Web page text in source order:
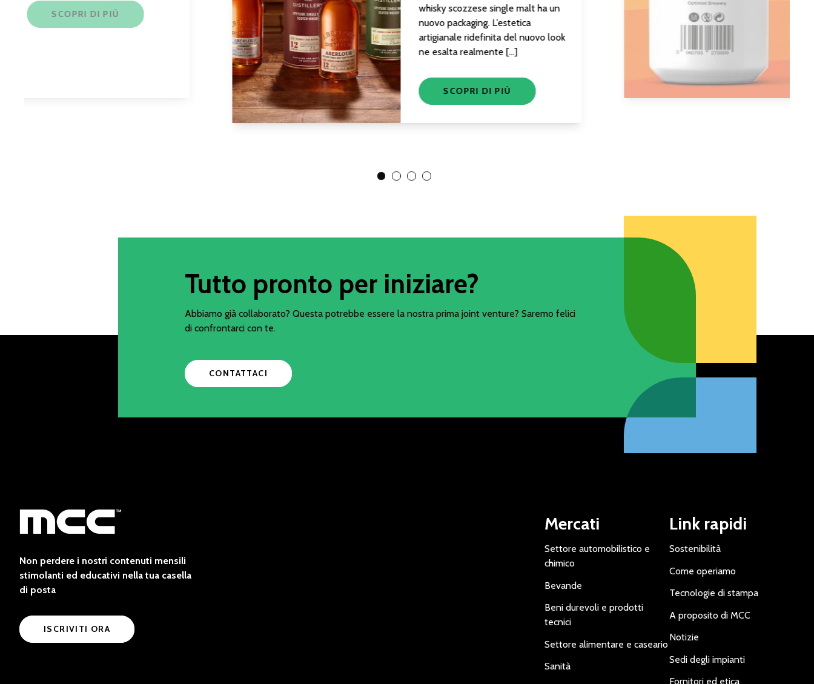
whisky scozzese single malt ha un
nuovo packaging. L’estetica
artigianale ridefinita del nuovo look
ne esalta realmente […]
SCOPRI DI PIÙ
SCOPRI DI PIÙ
View Slide 1
View Slide 2
View Slide 3
View Slide 4
Tutto pronto per iniziare?
Abbiamo già collaborato? Questa potrebbe essere la nostra prima joint venture? Saremo felici
di confrontarci con te.
CONTATTACI
Non perdere i nostri contenuti mensili
stimolanti ed educativi nella tua casella
di posta
ISCRIVITI ORA
Mercati
Settore automobilistico e
chimico
Bevande
Beni durevoli e prodotti
tecnici
Settore alimentare e caseario
Sanità
Link rapidi
Sostenibilità
Come operiamo
Tecnologie di stampa
A proposito di MCC
Notizie
Sedi degli impianti
Fornitori ed etica